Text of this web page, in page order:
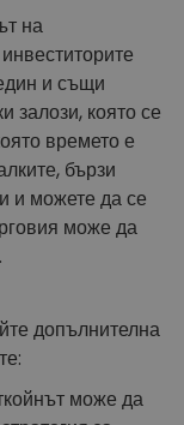
на
и същи
залози, която се
времето е
бързи
и можете да се
може да
допълнителна
може да